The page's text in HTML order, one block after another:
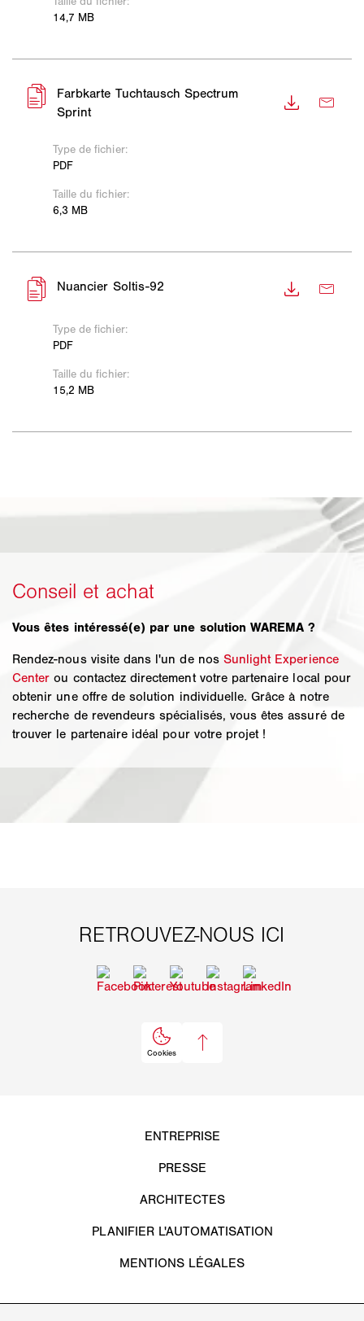
Vous êtes intéressé(e) par une solution WAREMA ?
Rendez-nous visite dans l'un de nos Sunlight Experience
Center ou contactez directement votre partenaire local pour
obtenir une offre de solution individuelle. Grâce à notre
recherche de revendeurs spécialisés, vous êtes assuré de
trouver le partenaire idéal pour votre projet !